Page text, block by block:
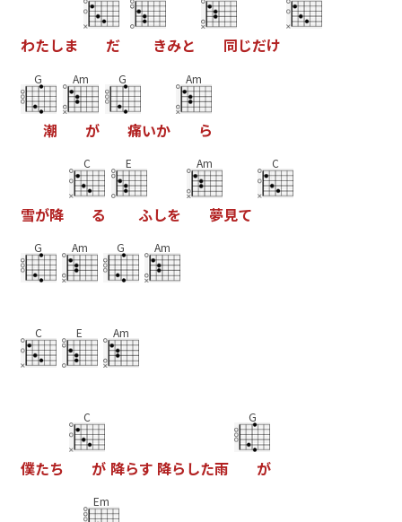
わたしま だ きみと 同じだけ
G
潮
Am
が
G
痛いか
Am
ら
雪が降
C
る
E
ふしを
Am
夢見て
C
G Am G Am
C E Am
僕たち
C
が 降らす 降ら した雨
G
が
Em